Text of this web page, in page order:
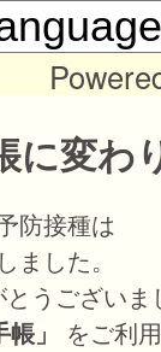
に変わ
防接種は
ました。
うございま
」 をご利